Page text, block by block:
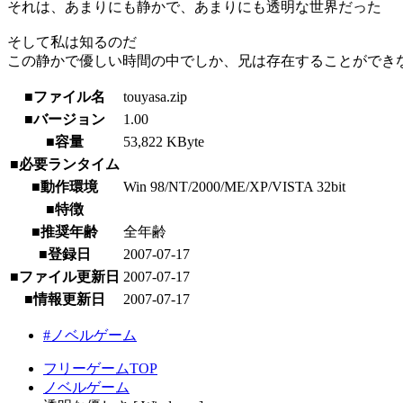
それは、あまりにも静かで、あまりにも透明な世界だった
そして私は知るのだ
この静かで優しい時間の中でしか、兄は存在することがで
■ファイル名
touyasa.zip
■バージョン
1.00
■容量
53,822 KByte
■必要ランタイム
■動作環境
Win 98/NT/2000/ME/XP/VISTA 32bit
■特徴
■推奨年齢
全年齢
■登録日
2007-07-17
■ファイル更新日 2007-07-17
■情報更新日
2007-07-17
#ノベルゲーム
フリーゲームTOP
ノベルゲーム